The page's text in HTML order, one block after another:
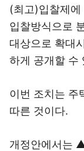
(최고)입찰제
입찰방식으로
대상으로 확대
하게 공개할 수
이번 조치는 주
따른 것이다.
개정안에서는